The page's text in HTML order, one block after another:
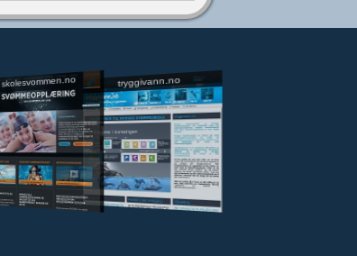
skolesvommen.no tryggivann.no